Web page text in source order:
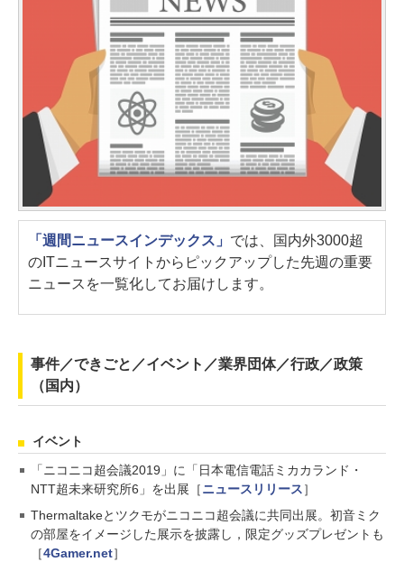
「週間ニュースインデックス」 では、国内外3000超
のITニュースサイトからピックアップした先週の重要
ニュースを一覧化してお届けします。
事件／できごと／イベント／業界団体／行政／政策
（国内）
イベント
「ニコニコ超会議2019」に「日本電信電話ミカカランド・
NTT超未来研究所6」を出展［ニュースリリース］
Thermaltakeとツクモがニコニコ超会議に共同出展。初音ミク
の部屋をイメージした展示を披露し，限定グッズプレゼントも
［4Gamer.net］